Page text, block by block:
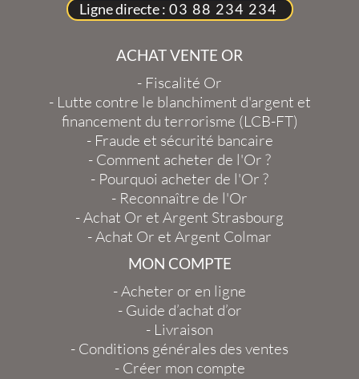
Ligne directe : 03 88 234 234
ACHAT VENTE OR
- Fiscalité Or
- Lutte contre le blanchiment d'argent et
financement du terrorisme (LCB-FT)
- Fraude et sécurité bancaire
- Comment acheter de l'Or ?
- Pourquoi acheter de l'Or ?
- Reconnaître de l'Or
-Achat Or et Argent Strasbourg
-Achat Or et Argent Colmar
MON COMPTE
-Acheter or en ligne
- Guide d’achat d’or
- Livraison
- Conditions générales des ventes
- Créer mon compte